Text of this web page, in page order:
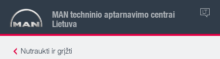
MAN techninio aptarnavimo centrai
Lietuva
LT
Nutraukti ir grįžti